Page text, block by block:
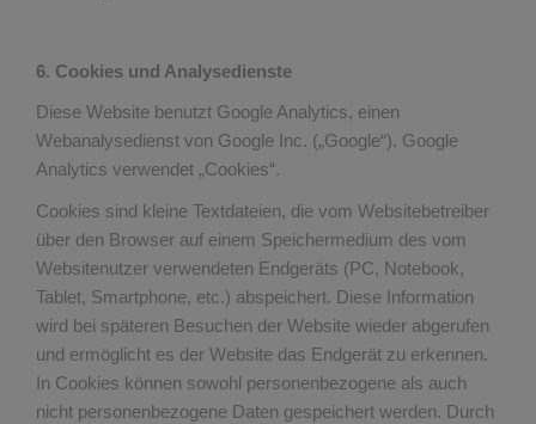
6. Cookies und Analysedienste
Diese Website benutzt Google Analytics, einen
Webanalysedienst von Google Inc. („Google“). Google
Analytics verwendet „Cookies“.
Cookies sind kleine Textdateien, die vom Websitebetreiber
über den Browser auf einem Speichermedium des vom
Websitenutzer verwendeten Endgeräts (PC, Notebook,
Tablet, Smartphone, etc.) abspeichert. Diese Information
wird bei späteren Besuchen der Website wieder abgerufen
und ermöglicht es der Website das Endgerät zu erkennen.
In Cookies können sowohl personenbezogene als auch
nicht personenbezogene Daten gespeichert werden. Durch